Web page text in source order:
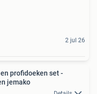
2 jul 26
profidoeken set -
jemako